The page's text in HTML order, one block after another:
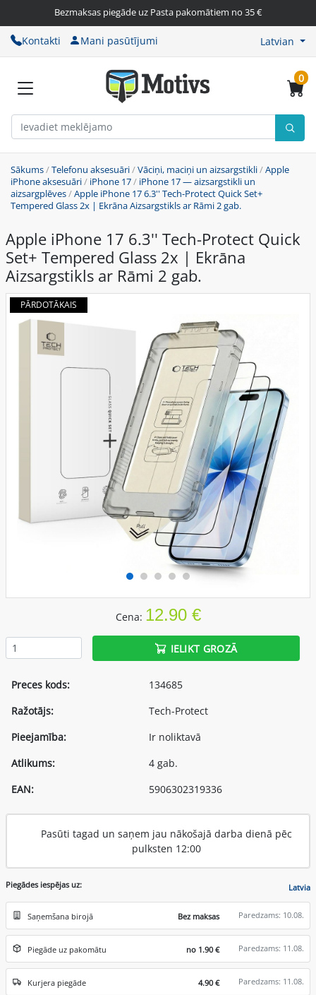
Bezmaksas piegāde uz Pasta pakomātiem no 35 €
Kontakti Mani pasūtījumi Latvian
0
Sākums/Telefonu aksesuāri/Vāciņi, maciņi un aizsargstikli/Apple
iPhone aksesuāri/ iPhone 17/ iPhone 17 — aizsargstikli un
aizsargplēves/Apple iPhone 17 6.3'' Tech-Protect Quick Set+
Tempered Glass 2x | Ekrāna Aizsargstikls ar Rāmi 2 gab.
Apple iPhone 17 6.3'' Tech-Protect Quick
Set+ Tempered Glass 2x | Ekrāna
Aizsargstikls ar Rāmi 2 gab.
PĀRDOTĀKAIS
Cena: 12.90 €
IELIKT GROZĀ
Preces kods:
134685
Ražotājs:
Tech-Protect
Pieejamība:
Ir noliktavā
Atlikums:
4 gab.
EAN:
5906302319336
Pasūti tagad un saņem jau nākošajā darba dienā pēc
pulksten 12:00
Piegādes iespējas uz: Latvia
Saņemšana birojā Bez maksas Paredzams: 10.08.
Piegāde uz pakomātu no 1.90 € Paredzams: 11.08.
Kurjera piegāde 4.90 € Paredzams: 11.08.